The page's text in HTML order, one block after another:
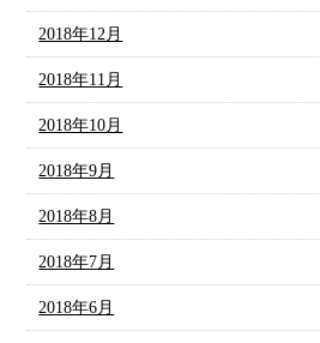
2018年12月
2018年11月
2018年10月
2018年9月
2018年8月
2018年7月
2018年6月